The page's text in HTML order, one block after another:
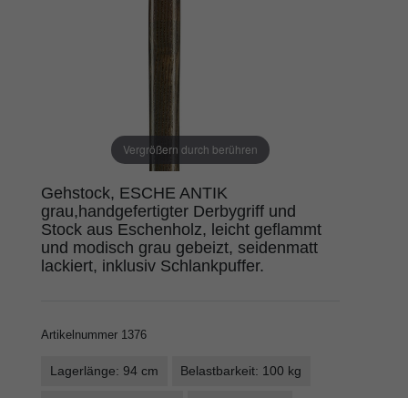
Vergrößern durch berühren
Gehstock, ESCHE ANTIK
grau,handgefertigter Derbygriff und
Stock aus Eschenholz, leicht geflammt
und modisch grau gebeizt, seidenmatt
lackiert, inklusiv Schlankpuffer.
Artikelnummer 1376
Lagerlänge: 94 cm Belastbarkeit: 100 kg